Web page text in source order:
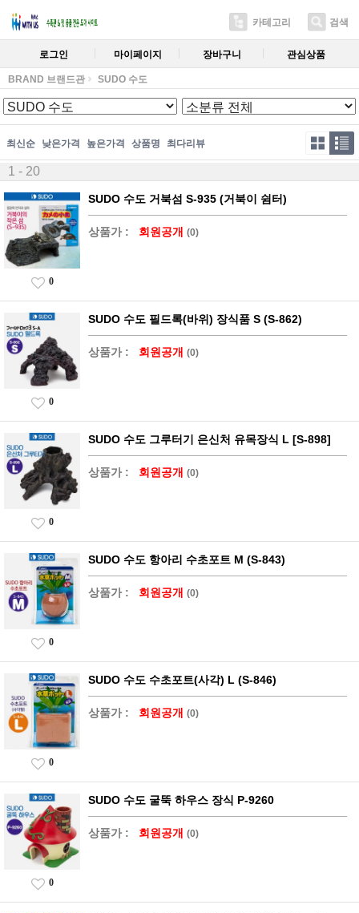
카테고리 검색
로그인 마이페이지 장바구니 관심상품
BRAND 브랜드관 SUDO 수도
최신순 낮은가격 높은가격 상품명 최다리뷰
1 - 20
SUDO 수도 거북섬 S-935 (거북이 쉼터)
상품가 : 회원공개 (0)
0
SUDO 수도 필드록(바위) 장식품 S (S-862)
상품가 : 회원공개 (0)
0
SUDO 수도 그루터기 은신처 유목장식 L [S-898]
상품가 : 회원공개 (0)
0
SUDO 수도 항아리 수초포트 M (S-843)
상품가 : 회원공개 (0)
0
SUDO 수도 수초포트(사각) L (S-846)
상품가 : 회원공개 (0)
0
SUDO 수도 굴뚝 하우스 장식 P-9260
상품가 : 회원공개 (0)
0